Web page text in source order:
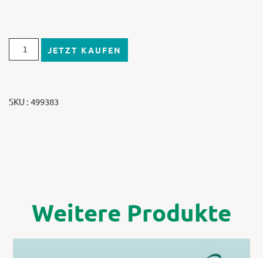
JETZT KAUFEN
SKU : 499383
Weitere Produkte